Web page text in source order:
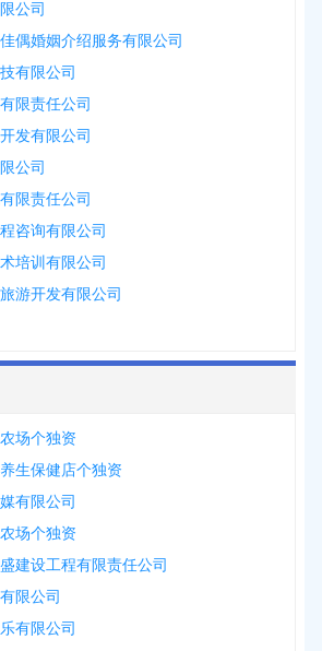
公司
偶婚姻介绍服务有限公司
有限公司
限责任公司
发有限公司
公司
限责任公司
咨询有限公司
培训有限公司
游开发有限公司
场个独资
生保健店个独资
有限公司
场个独资
建设工程有限责任公司
限公司
有限公司